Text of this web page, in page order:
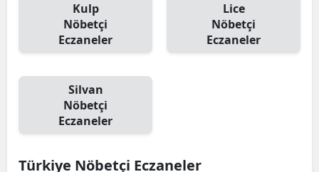
Kulp
Nöbetçi
Eczaneler
Lice
Nöbetçi
Eczaneler
Silvan
Nöbetçi
Eczaneler
Türkiye Nöbetçi Eczaneler